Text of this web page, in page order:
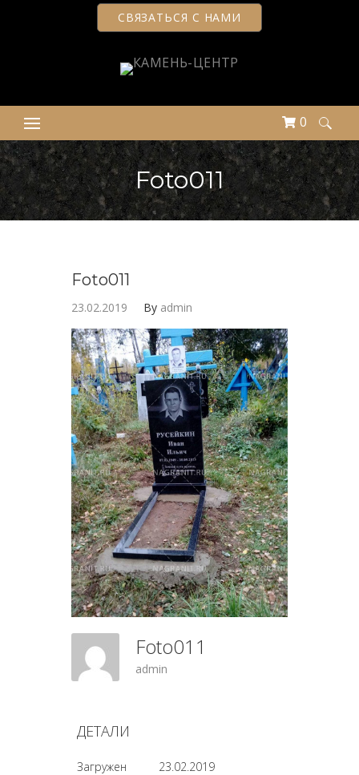
СВЯЗАТЬСЯ С НАМИ
0
Найти:
Foto011
Foto011
23.02.2019 By admin
Foto011
admin
ДЕТАЛИ
Загружен 23.02.2019